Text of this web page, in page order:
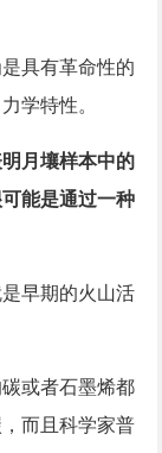
具有革命性的
学特性。
月壤样本中的
能是通过一种
早期的火山活
或者石墨烯都
而且科学家普